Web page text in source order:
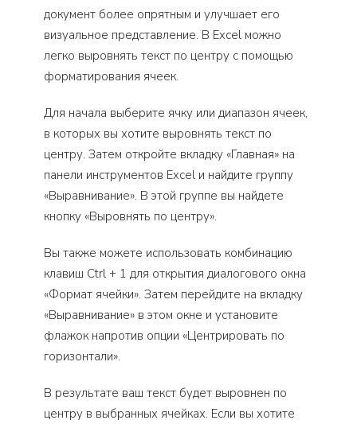
документ более опрятным и улучшает его
визуальное представление. В Excel можно
легко выровнять текст по центру с помощью
форматирования ячеек.
Для начала выберите ячку или диапазон ячеек,
в которых вы хотите выровнять текст по
центру. Затем откройте вкладку «Главная» на
панели инструментов Excel и найдите группу
«Выравнивание». В этой группе вы найдете
кнопку «Выровнять по центру».
Вы также можете использовать комбинацию
клавиш Ctrl + 1 для открытия диалогового окна
«Формат ячейки». Затем перейдите на вкладку
«Выравнивание» в этом окне и установите
флажок напротив опции «Центрировать по
горизонтали».
В результате ваш текст будет выровнен по
центру в выбранных ячейках. Если вы хотите